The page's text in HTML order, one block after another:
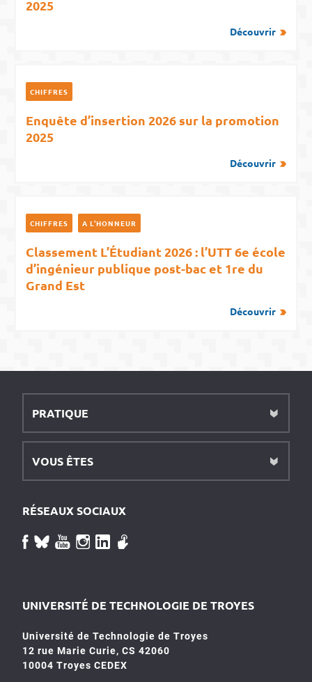
2025
Découvrir
CHIFFRES
Enquête d’insertion 2026 sur la promotion
2025
Découvrir
CHIFFRES A L'HONNEUR
Classement L’Étudiant 2026 : l’UTT 6e école
d’ingénieur publique post-bac et 1re du
Grand Est
Découvrir
PRATIQUE
VOUS ÊTES
RÉSEAUX SOCIAUX
UNIVERSITÉ DE TECHNOLOGIE DE TROYES
Université de Technologie de Troyes
12 rue Marie Curie, CS 42060
10004 Troyes CEDEX